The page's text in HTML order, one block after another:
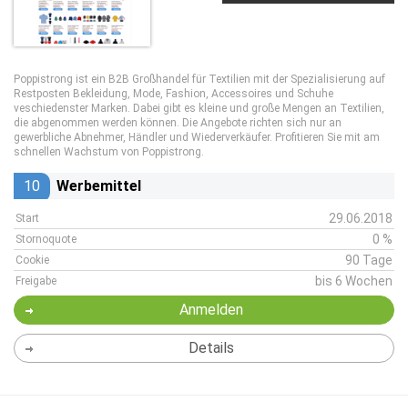
Poppistrong ist ein B2B Großhandel für Textilien mit der Spezialisierung auf
Restposten Bekleidung, Mode, Fashion, Accessoires und Schuhe
veschiedenster Marken. Dabei gibt es kleine und große Mengen an Textilien,
die abgenommen werden können. Die Angebote richten sich nur an
gewerbliche Abnehmer, Händler und Wiederverkäufer. Profitieren Sie mit am
schnellen Wachstum von Poppistrong.
10 Werbemittel
Start 29.06.2018
Stornoquote 0 %
Cookie 90 Tage
Freigabe bis 6 Wochen
Anmelden
Details